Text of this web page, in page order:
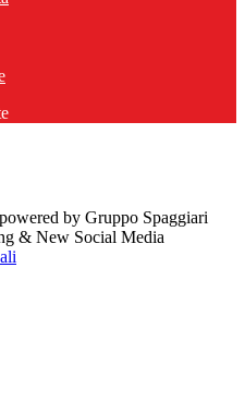
by Gruppo Spaggiari
& New Social Media